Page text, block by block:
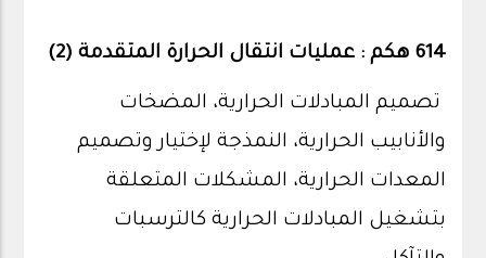
614 هكم : عمليات انتقال الحرارة المتقدمة (2)
تصميم المبادلات الحرارية، المضخات
والأنابيب الحرارية، النمذجة لإختيار وتصميم
المعدات الحرارية، المشكلات المتعلقة
بتشغيل المبادلات الحرارية كالترسبات